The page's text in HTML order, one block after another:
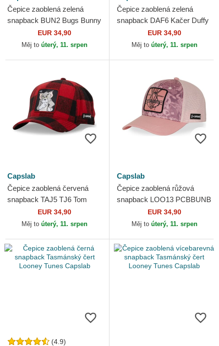
Čepice zaoblená zelená
snapback BUN2 Bugs Bunny
Looney Tunes Capslab
EUR 34,90
Měj to úterý, 11. srpen
Čepice zaoblená zelená
snapback DAF6 Kačer Duffy
Looney Tunes Capslab
EUR 34,90
Měj to úterý, 11. srpen
Capslab
Čepice zaoblená červená
snapback TAJ5 TJ6 Tom
Looney Tunes Capslab
EUR 34,90
Měj to úterý, 11. srpen
Capslab
Čepice zaoblená růžová
snapback LOO13 PCBBUNB
Bugs Bunny Looney Tunes
Capslab
EUR 34,90
Měj to úterý, 11. srpen
(4.9)